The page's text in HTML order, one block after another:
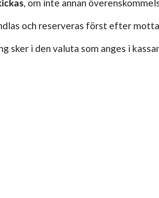
, om inte annan
och reserveras först efter
sker i den valuta som anges i